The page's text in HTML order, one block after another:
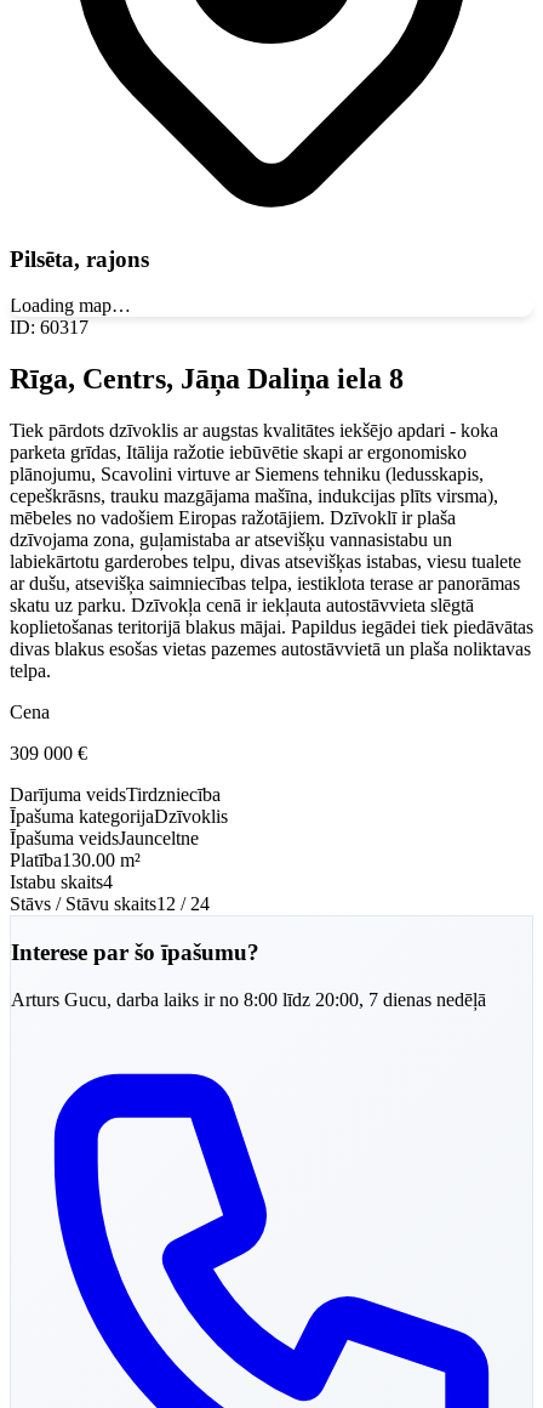
Pilsēta, rajons
Loading map…
ID: 60317
Rīga, Centrs, Jāņa Daliņa iela 8
Tiek pārdots dzīvoklis ar augstas kvalitātes iekšējo apdari - koka
parketa grīdas, Itālija ražotie iebūvētie skapi ar ergonomisko
plānojumu, Scavolini virtuve ar Siemens tehniku (ledusskapis,
cepeškrāsns, trauku mazgājama mašīna, indukcijas plīts virsma),
mēbeles no vadošiem Eiropas ražotājiem. Dzīvoklī ir plaša
dzīvojama zona, guļamistaba ar atsevišķu vannasistabu un
labiekārtotu garderobes telpu, divas atsevišķas istabas, viesu tualete
ar dušu, atsevišķa saimniecības telpa, iestiklota terase ar panorāmas
skatu uz parku. Dzīvokļa cenā ir iekļauta autostāvvieta slēgtā
koplietošanas teritorijā blakus mājai. Papildus iegādei tiek piedāvātas
divas blakus esošas vietas pazemes autostāvvietā un plaša noliktavas
telpa.
Cena
309 000 €
Darījuma veidsTirdzniecība
Īpašuma kategorijaDzīvoklis
Īpašuma veidsJaunceltne
Platība130.00 m²
Istabu skaits4
Stāvs / Stāvu skaits12 / 24
Interese par šo īpašumu?
Arturs Gucu, darba laiks ir no 8:00 līdz 20:00, 7 dienas nedēļā